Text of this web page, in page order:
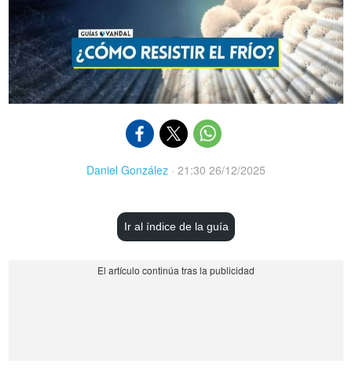
Daniel González · 21:30 26/12/2025
Ir al índice de la guía